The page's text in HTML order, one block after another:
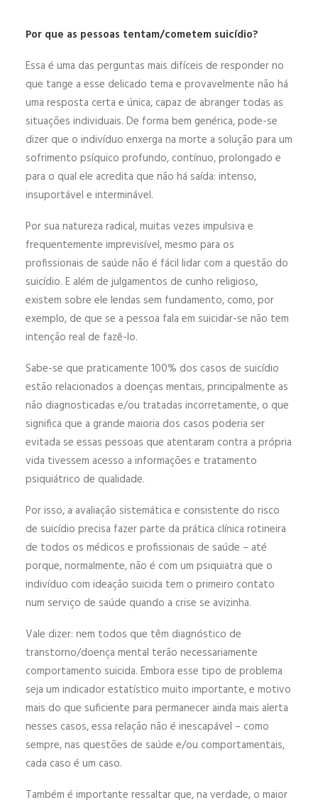
Por que as pessoas tentam/cometem suicídio?
Essa é uma das perguntas mais difíceis de responder no
que tange a esse delicado tema e provavelmente não há
uma resposta certa e única, capaz de abranger todas as
situações individuais. De forma bem genérica, pode-se
dizer que o indivíduo enxerga na morte a solução para um
sofrimento psíquico profundo, contínuo, prolongado e
para o qual ele acredita que não há saída: intenso,
insuportável e interminável.
Por sua natureza radical, muitas vezes impulsiva e
frequentemente imprevisível, mesmo para os
profissionais de saúde não é fácil lidar com a questão do
suicídio. E além de julgamentos de cunho religioso,
existem sobre ele lendas sem fundamento, como, por
exemplo, de que se a pessoa fala em suicidar-se não tem
intenção real de fazê-lo.
Sabe-se que praticamente 100% dos casos de suicídio
estão relacionados a doenças mentais, principalmente as
não diagnosticadas e/ou tratadas incorretamente, o que
significa que a grande maioria dos casos poderia ser
evitada se essas pessoas que atentaram contra a própria
vida tivessem acesso a informações e tratamento
psiquiátrico de qualidade.
Por isso, a avaliação sistemática e consistente do risco
de suicídio precisa fazer parte da prática clínica rotineira
de todos os médicos e profissionais de saúde – até
porque, normalmente, não é com um psiquiatra que o
indivíduo com ideação suicida tem o primeiro contato
num serviço de saúde quando a crise se avizinha.
Vale dizer: nem todos que têm diagnóstico de
transtorno/doença mental terão necessariamente
comportamento suicida. Embora esse tipo de problema
seja um indicador estatístico muito importante, e motivo
mais do que suficiente para permanecer ainda mais alerta
nesses casos, essa relação não é inescapável – como
sempre, nas questões de saúde e/ou comportamentais,
cada caso é um caso.
Também é importante ressaltar que, na verdade, o maior